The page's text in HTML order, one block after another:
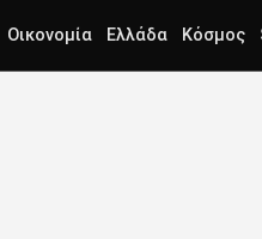
Οικονομία Ελλάδα Κόσμος